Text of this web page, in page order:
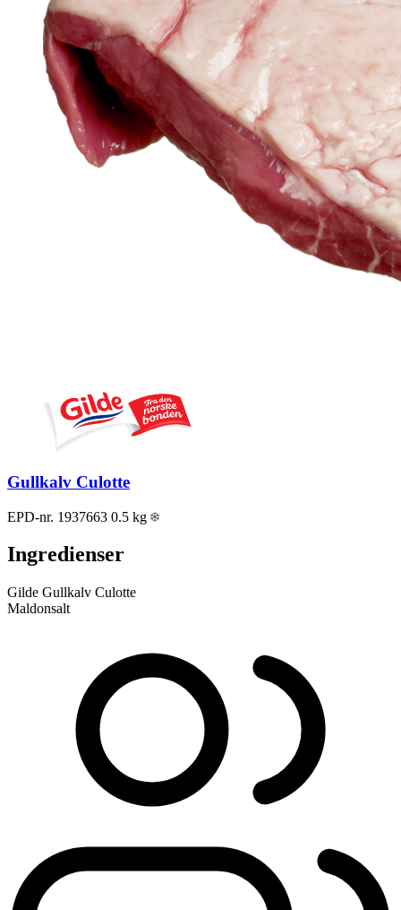
Gullkalv Culotte
EPD-nr. 1937663 0.5 kg
Ingredienser
Gilde Gullkalv Culotte
Maldonsalt